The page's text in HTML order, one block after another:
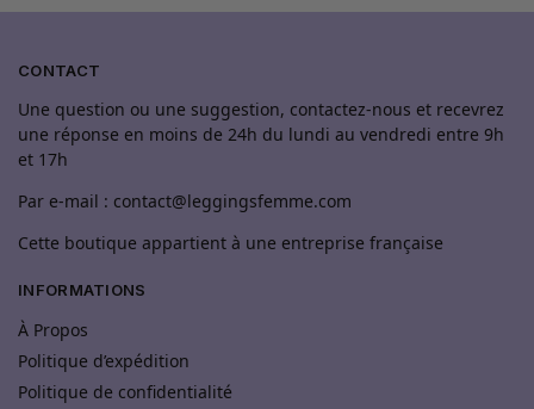
CONTACT
Une question ou une suggestion, contactez-nous et recevrez
une réponse en moins de 24h du lundi au vendredi entre 9h
et 17h
Par e-mail : contact@leggingsfemme.com
Cette boutique appartient à une entreprise française
INFORMATIONS
À Propos
Politique d’expédition
Politique de confidentialité